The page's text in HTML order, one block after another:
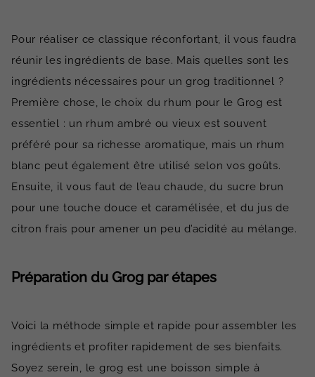
Pour réaliser ce classique réconfortant, il vous faudra
réunir les ingrédients de base. Mais quelles sont les
ingrédients nécessaires pour un grog traditionnel ?
Première chose, le choix du rhum pour le Grog est
essentiel : un rhum ambré ou vieux est souvent
préféré pour sa richesse aromatique, mais un rhum
blanc peut également être utilisé selon vos goûts.
Ensuite, il vous faut de l’eau chaude, du sucre brun
pour une touche douce et caramélisée, et du jus de
citron frais pour amener un peu d’acidité au mélange.
Préparation du Grog par étapes
Voici la méthode simple et rapide pour assembler les
ingrédients et profiter rapidement de ses bienfaits.
Soyez serein, le grog est une boisson simple à